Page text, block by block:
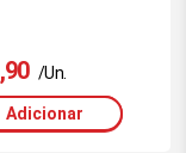
,90 /Un.
Adicionar